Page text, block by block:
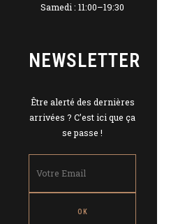
Samedi : 11:00–19:30
NEWSLETTER
Être alerté des dernières
arrivées ? C’est ici que ça
se passe !